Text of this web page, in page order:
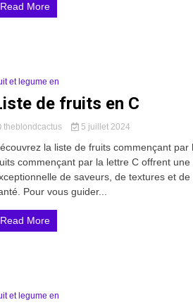
Read More
5 Minutes
et legume en
de fruits en C
theblondcactus 5 juillet 2024
la liste de fruits commençant par
commençant par la lettre C offrent une
de saveurs, de textures et
Pour vous guider...
Read More
4 Minutes
et legume en